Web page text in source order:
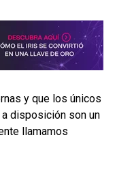
y que los únicos
disposición son un
llamamos